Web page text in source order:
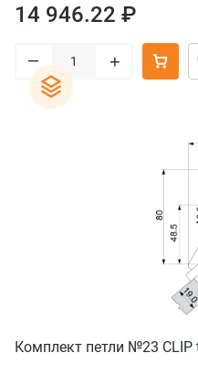
14 946.22 ₽
– +
Комплект петли №23 CLIP